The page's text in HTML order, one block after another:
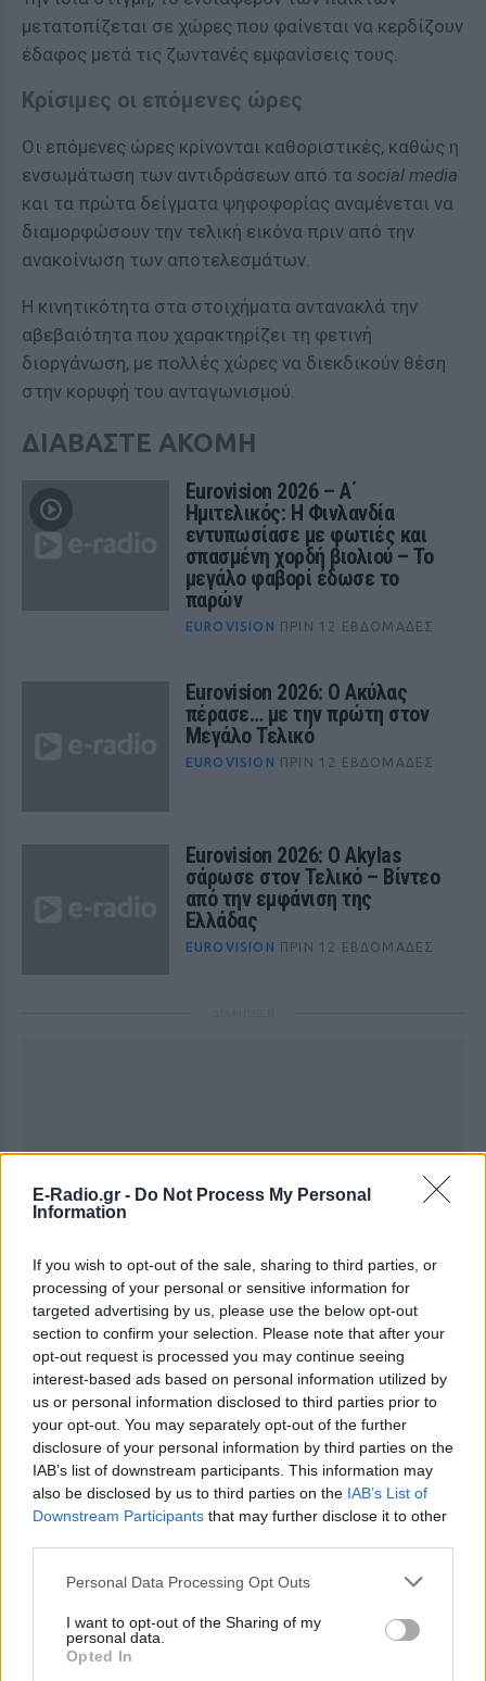
E-Radio.gr - Do Not Process My Personal
Information
If you wish to opt-out of the sale, sharing to third parties, or
processing of your personal or sensitive information for
targeted advertising by us, please use the below opt-out
section to confirm your selection. Please note that after your
opt-out request is processed you may continue seeing
interest-based ads based on personal information utilized by
us or personal information disclosed to third parties prior to
your opt-out. You may separately opt-out of the further
disclosure of your personal information by third parties on the
IAB’s list of downstream participants. This information may
also be disclosed by us to third parties on the IAB’s List of
Downstream Participants that may further disclose it to other
Personal Data Processing Opt Outs
I want to opt-out of the Sharing of my
personal data.
Opted In
μετατοπίζεται σε χώρες που φαίνεται να κερδίζουν
έδαφος μετά τις ζωντανές εμφανίσεις τους.
Κρίσιμες οι επόμενες ώρες
Οι επόμενες ώρες κρίνονται καθοριστικές, καθώς η
ενσωμάτωση των αντιδράσεων από τα social media
και τα πρώτα δείγματα ψηφοφορίας αναμένεται να
διαμορφώσουν την τελική εικόνα πριν από την
ανακοίνωση των αποτελεσμάτων.
Η κινητικότητα στα στοιχήματα αντανακλά την
αβεβαιότητα που χαρακτηρίζει τη φετινή
διοργάνωση, με πολλές χώρες να διεκδικούν θέση
στην κορυφή του ανταγωνισμού.
ΔΙΑΒΑΣΤΕ ΑΚΟΜΗ
Eurovision 2026 – Α΄
Ημιτελικός: Η Φινλανδία
εντυπωσίασε με φωτιές και
σπασμένη χορδή βιολιού – Το
μεγάλο φαβορί έδωσε το
παρών
EUROVISION ΠΡΙΝ 12 ΕΒΔΟΜΆΔΕΣ
Eurovision 2026: Ο Ακύλας
πέρασε… με την πρώτη στον
Μεγάλο Τελικό
EUROVISION ΠΡΙΝ 12 ΕΒΔΟΜΆΔΕΣ
Eurovision 2026: Ο Akylas
σάρωσε στον Τελικό – Βίντεο
από την εμφάνιση της
Ελλάδας
EUROVISION ΠΡΙΝ 12 ΕΒΔΟΜΆΔΕΣ
Ακολουθήστε το E-Radio.gr στοGoogle News
Διαβάστε περισσότερα θέματα για Μόδα,
Ομορφιά
, Σχέσεις και φυσικά Celebrities
Pink.gr!